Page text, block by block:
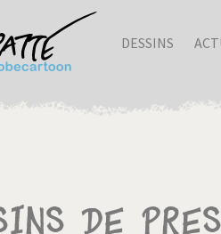
DESSINS
de